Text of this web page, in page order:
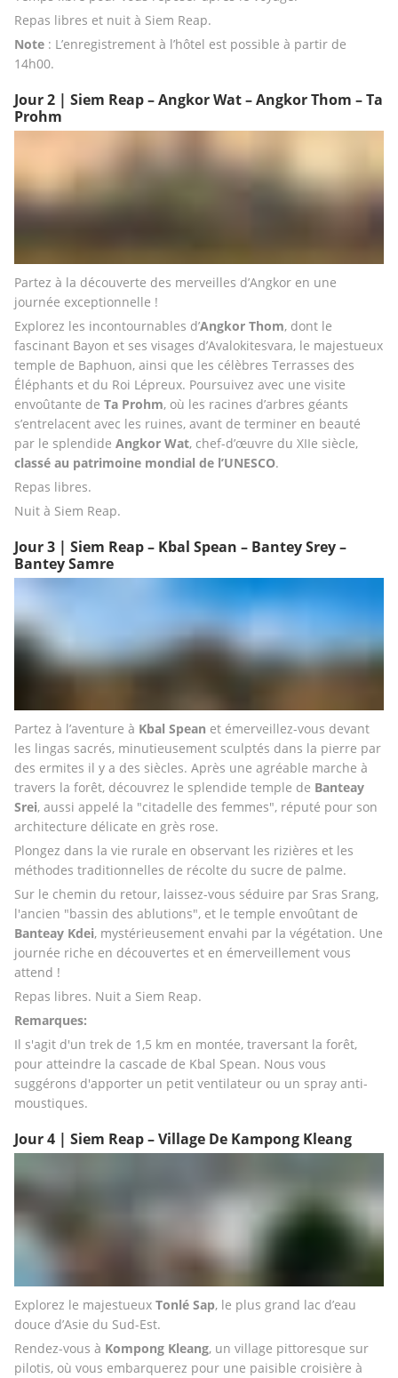
Repas libres et nuit à Siem Reap.
Note : L’enregistrement à l’hôtel est possible à partir de
14h00.
Jour 2 | Siem Reap – Angkor Wat – Angkor Thom – Ta
Prohm
Partez à la découverte des merveilles d’Angkor en une
journée exceptionnelle !
Explorez les incontournables d’Angkor Thom, dont le
fascinant Bayon et ses visages d’Avalokitesvara, le majestueux
temple de Baphuon, ainsi que les célèbres Terrasses des
Éléphants et du Roi Lépreux. Poursuivez avec une visite
envoûtante de Ta Prohm, où les racines d’arbres géants
s’entrelacent avec les ruines, avant de terminer en beauté
par le splendide Angkor Wat
classé au patrimoine mondial de l’UNESCO.
Repas libres.
Nuit à Siem Reap.
Jour 3 | Siem Reap – Kbal Spean – Bantey Srey –
Bantey Samre
Partez à l’aventure à Kbal Spean et émerveillez-vous devant
les lingas sacrés, minutieusement sculptés dans la pierre par
des ermites il y a des siècles. Après une agréable marche à
travers la forêt, découvrez le splendide temple de Banteay
Srei, aussi appelé la "citadelle des femmes", réputé pour son
architecture délicate en grès rose.
Plongez dans la vie rurale en observant les rizières et les
méthodes traditionnelles de récolte du sucre de palme.
Sur le chemin du retour, laissez-vous séduire par Sras Srang,
Banteay Kdei, mystérieusement envahi par la végétation. Une
journée riche en découvertes et en émerveillement vous
attend !
Repas libres. Nuit a Siem Reap.
Remarques:
Il s'agit d'un trek de 1,5 km en montée, traversant la forêt,
pour atteindre la cascade de Kbal Spean. Nous vous
suggérons d'apporter un petit ventilateur ou un spray anti-
moustiques.
Jour 4 | Siem Reap – Village De Kampong Kleang
Explorez le majestueux Tonlé Sap, le plus grand lac d’eau
douce d’Asie du Sud-Est.
Rendez-vous à Kompong Kleang, un village pittoresque sur
pilotis, où vous embarquerez pour une paisible croisière à